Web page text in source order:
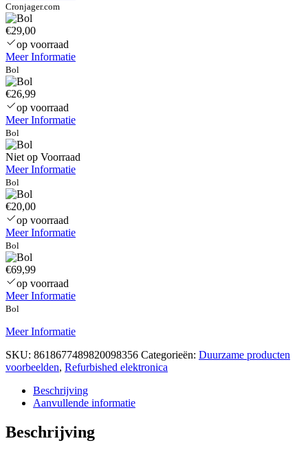
Cronjager.com
€29,00
op voorraad
Meer Informatie
Bol
€26,99
op voorraad
Meer Informatie
Bol
Niet op Voorraad
Meer Informatie
Bol
€20,00
op voorraad
Meer Informatie
Bol
€69,99
op voorraad
Meer Informatie
Bol
Meer Informatie
SKU: 8618677489820098356 Categorieën: Duurzame producten
voorbeelden, Refurbished elektronica
Beschrijving
Aanvullende informatie
Beschrijving